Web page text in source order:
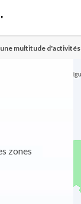
multitude d'activités
zones